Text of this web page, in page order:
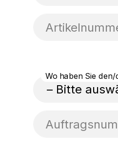
Wo haben Sie